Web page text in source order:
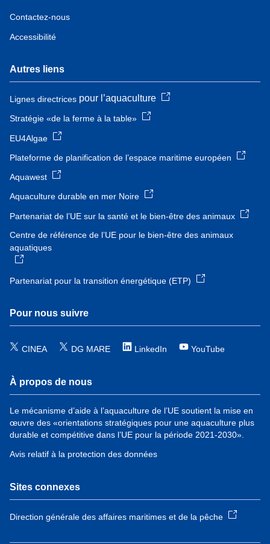
Contactez-nous
Accessibilité
Autres liens
Lignes directrices pour l’aquaculture
Stratégie «de la ferme à la table»
EU4Algae
Plateforme de planification de l’espace maritime européen
Aquawest
Aquaculture durable en mer Noire
Partenariat de l’UE sur la santé et le bien-être des animaux
Centre de référence de l’UE pour le bien-être des animaux
aquatiques
Partenariat pour la transition énergétique (ETP)
Pour nous suivre
CINEA DG MARE LinkedIn YouTube
À propos de nous
Le mécanisme d’aide à l’aquaculture de l’UE soutient la mise en
œuvre des «orientations stratégiques pour une aquaculture plus
durable et compétitive dans l’UE pour la période 2021-2030».
Avis relatif à la protection des données
Sites connexes
Direction générale des affaires maritimes et de la pêche